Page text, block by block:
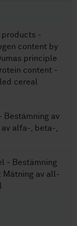
products -
content by
principle
content -
cereal
Bestämning av
alfa-, beta-,
- Bestämning
Mätning av all-